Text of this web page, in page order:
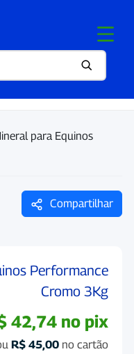
para Equinos
Compartilhar
Performance
Cromo 3Kg
42,74 no pix
R$ 45,00 no cartão